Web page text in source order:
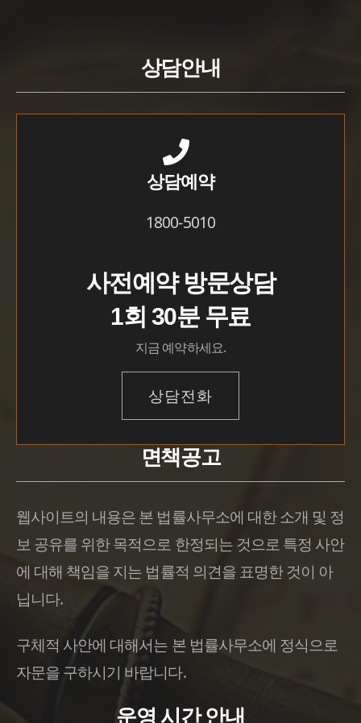
면책공고
웹사이트의 내용은 본 법률사무소에 대한 소개 및 정
보 공유를 위한 목적으로 한정되는 것으로 특정 사안
에 대해 책임을 지는 법률적 의견을 표명한 것이 아
닙니다.
구체적 사안에 대해서는 본 법률사무소에 정식으로
자문을 구하시기 바랍니다.
운영 시간 안내
상담안내
상담예약
1800-5010
사전예약 방문상담
1회 30분 무료
지금 예약하세요.
상담전화